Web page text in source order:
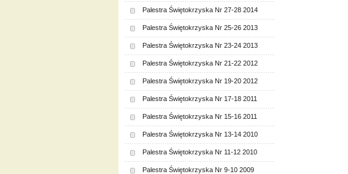
Palestra Świętokrzyska Nr 27-28 2014
Palestra Świętokrzyska Nr 25-26 2013
Palestra Świętokrzyska Nr 23-24 2013
Palestra Świętokrzyska Nr 21-22 2012
Palestra Świętokrzyska Nr 19-20 2012
Palestra Świętokrzyska Nr 17-18 2011
Palestra Świętokrzyska Nr 15-16 2011
Palestra Świętokrzyska Nr 13-14 2010
Palestra Świętokrzyska Nr 11-12 2010
Palestra Świętokrzyska Nr 9-10 2009